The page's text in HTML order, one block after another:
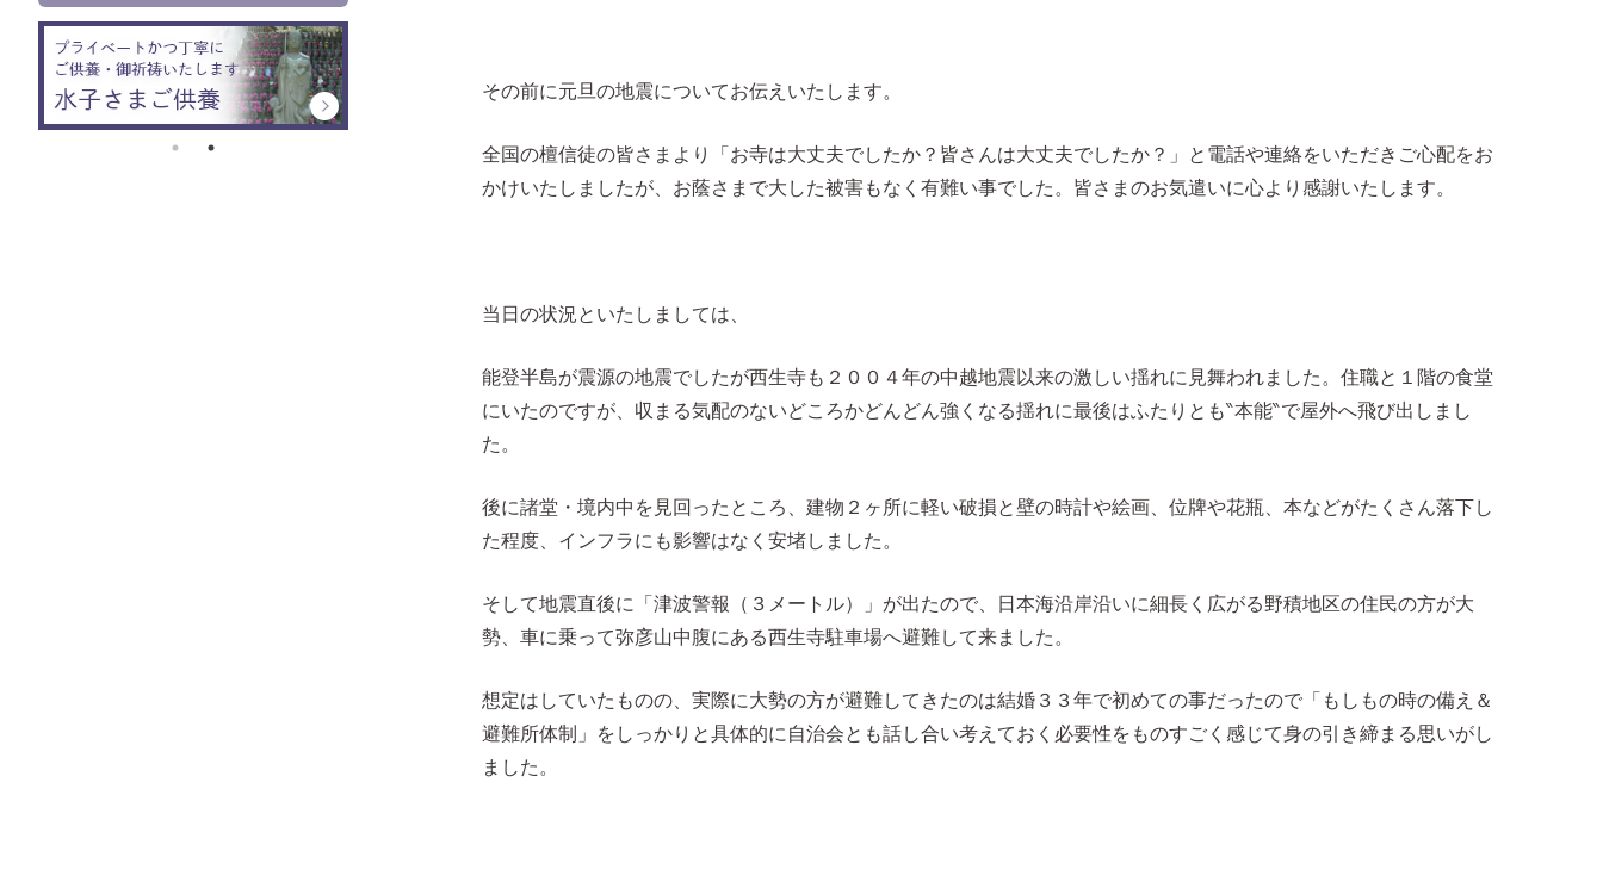
その前に元旦の地震についてお伝えいたします。
全国の檀信徒の皆さまより「お寺は大丈夫でしたか？皆さんは大丈夫でしたか？」と電話や連絡をいただきご心配をお
かけいたしましたが、お蔭さまで大した被害もなく有難い事でした。皆さまのお気遣いに心より感謝いたします。
当日の状況といたしましては、
能登半島が震源の地震でしたが西生寺も２００４年の中越地震以来の激しい揺れに見舞われました。住職と１階の食堂
にいたのですが、収まる気配のないどころかどんどん強くなる揺れに最後はふたりとも‶本能‶で屋外へ飛び出しまし
た。
後に諸堂・境内中を見回ったところ、建物２ヶ所に軽い破損と壁の時計や絵画、位牌や花瓶、本などがたくさん落下し
た程度、インフラにも影響はなく安堵しました。
そして地震直後に「津波警報（３メートル）」が出たので、日本海沿岸沿いに細長く広がる野積地区の住民の方が大
勢、車に乗って弥彦山中腹にある西生寺駐車場へ避難して来ました。
想定はしていたものの、実際に大勢の方が避難してきたのは結婚３３年で初めての事だったので「もしもの時の備え＆
避難所体制」をしっかりと具体的に自治会とも話し合い考えておく必要性をものすごく感じて身の引き締まる思いがし
ました。